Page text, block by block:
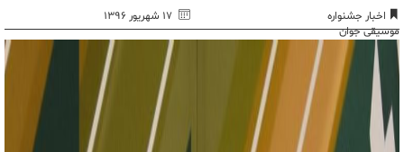
اخبار جشنواره
موسیقی جوان
۱۷ شهریور ۱۳۹۶